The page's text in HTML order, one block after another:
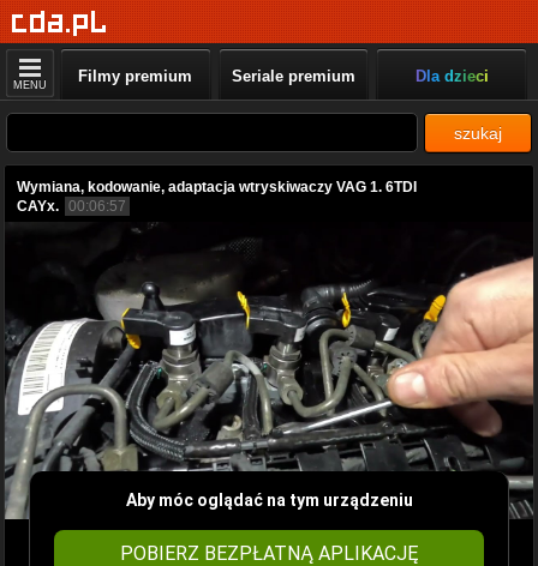
MENU Filmy premium Seriale premium Dla dzieci
szukaj
Wymiana, kodowanie, adaptacja wtryskiwaczy VAG 1. 6TDI
CAYx. 00:06:57
Aby móc oglądać na tym urządzeniu
POBIERZ BEZPŁATNĄ APLIKACJĘ